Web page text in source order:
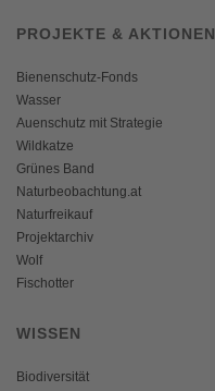
PROJEKTE & AKTIONEN
Bienenschutz-Fonds
Wasser
Auenschutz mit Strategie
Wildkatze
Grünes Band
Naturbeobachtung.at
Naturfreikauf
Projektarchiv
Wolf
Fischotter
WISSEN
Biodiversität